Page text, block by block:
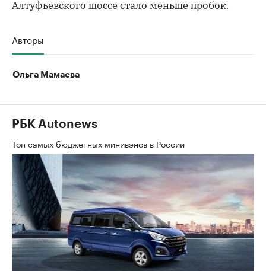
Алтуфьевского шоссе стало меньше пробок.
Авторы
Ольга Мамаева
РБК Autonews
Топ самых бюджетных минивэнов в России